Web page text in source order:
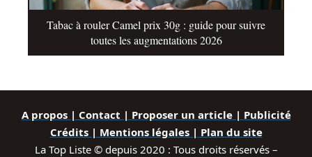
Tabac à rouler Camel prix 30g : guide pour suivre
toutes les augmentations 2026
A propos | Contact | Proposer un article | Publicité
Crédits | Mentions légales | Plan du site
La Top Liste © depuis 2020 : Tous droits réservés –